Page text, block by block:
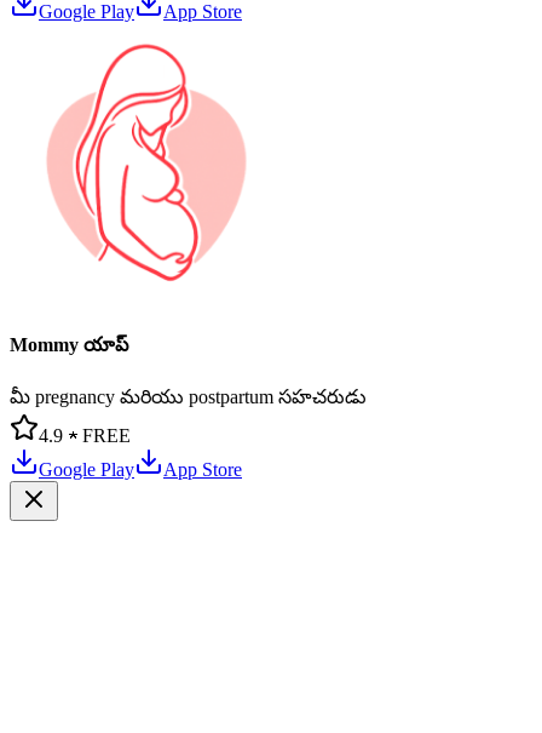
Google Play
App Store
Mommy యాప్
మీ pregnancy మరియు postpartum సహచరుడు
4.9 ★ FREE
Google Play
App Store